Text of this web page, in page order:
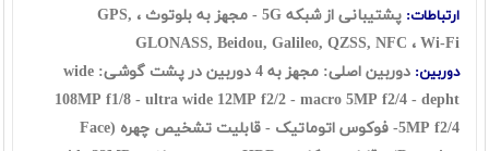
ارتباطات:
پشتیبانی از شبکه 5G - مجهز به بلوتوث ، GPS,
GLONASS, Beidou, Galileo, QZSS, NFC ، Wi-Fi
دوربین: دوربین اصلی:
مجهز به 4 دوربین در پشت گوشی: wide
108MP f1/8 - ultra wide 12MP f2/2 - macro 5MP f2/4 - depht
5MP f2/4
- فوکوس اتوماتیک - قابلیت تشخیص چهره (Face